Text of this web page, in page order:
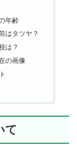
年齢
はタツヤ？
は？
の画像
て